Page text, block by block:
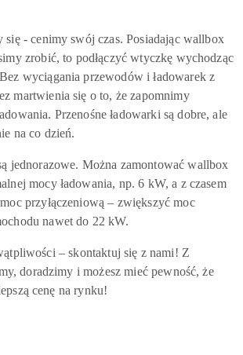
się - cenimy swój czas. Posiadając wallbox
zrobić, to podłączyć wtyczkę wychodząc
wyciągania przewodów i ładowarek z
martwienia się o to, że zapomnimy
Przenośne ładowarki są dobre, ale
na co dzień.
jednorazowe. Można zamontować wallbox
mocy ładowania, np. 6 kW, a z czasem
przyłączeniową – zwiększyć moc
nawet do 22 kW.
– skontaktuj się z nami! Z
doradzimy i możesz mieć pewność, że
cenę na rynku!